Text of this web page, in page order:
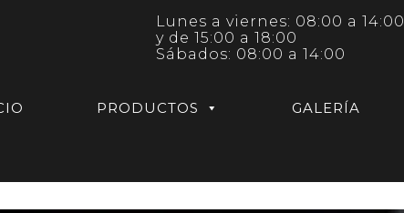
Lunes a viernes: 08:00 a 14:00
y de 15:00 a 18:00
Sábados: 08:00 a 14:00
PRODUCTOS GALERÍA